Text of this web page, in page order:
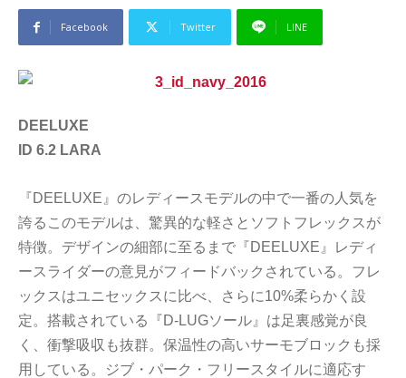
Facebook Twitter LINE
DEELUXE
ID 6.2 LARA
『DEELUXE』のレディースモデルの中で一番の人気を
誇るこのモデルは、驚異的な軽さとソフトフレックスが
特徴。デザインの細部に至るまで『DEELUXE』レディ
ースライダーの意見がフィードバックされている。フレ
ックスはユニセックスに比べ、さらに10%柔らかく設
定。搭載されている『D-LUGソール』は足裏感覚が良
く、衝撃吸収も抜群。保温性の高いサーモブロックも採
用している。ジブ・パーク・フリースタイルに適応す